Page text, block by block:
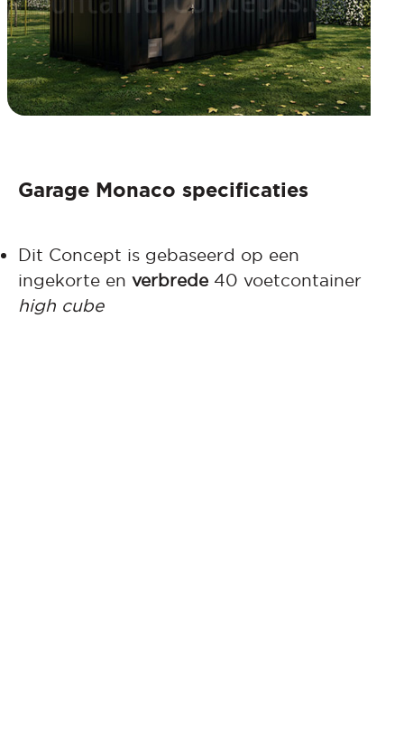
Garage Monaco specificaties
Dit Concept is gebaseerd op een
ingekorte enverbrede 40 voetcontainer
high cube